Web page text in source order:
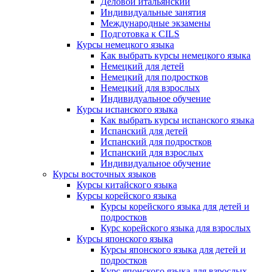
Индивидуальные занятия
Международные экзамены
Подготовка к CILS
Курсы немецкого языка
Как выбрать курсы немецкого языка
Немецкий для детей
Немецкий для подростков
Немецкий для взрослых
Индивидуальное обучение
Курсы испанского языка
Как выбрать курсы испанского языка
Испанский для детей
Испанский для подростков
Испанский для взрослых
Индивидуальное обучение
Курсы восточных языков
Курсы китайского языка
Курсы корейского языка
Курсы корейского языка для детей и
подростков
Курс корейского языка для взрослых
Курсы японского языка
Курсы японского языка для детей и
подростков